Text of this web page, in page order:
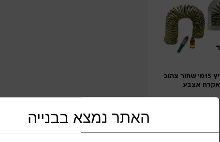
צינור קפיץ 15מ' שחור צהוב
אצבע
₪
129.00
האתר נמצא בבנייה